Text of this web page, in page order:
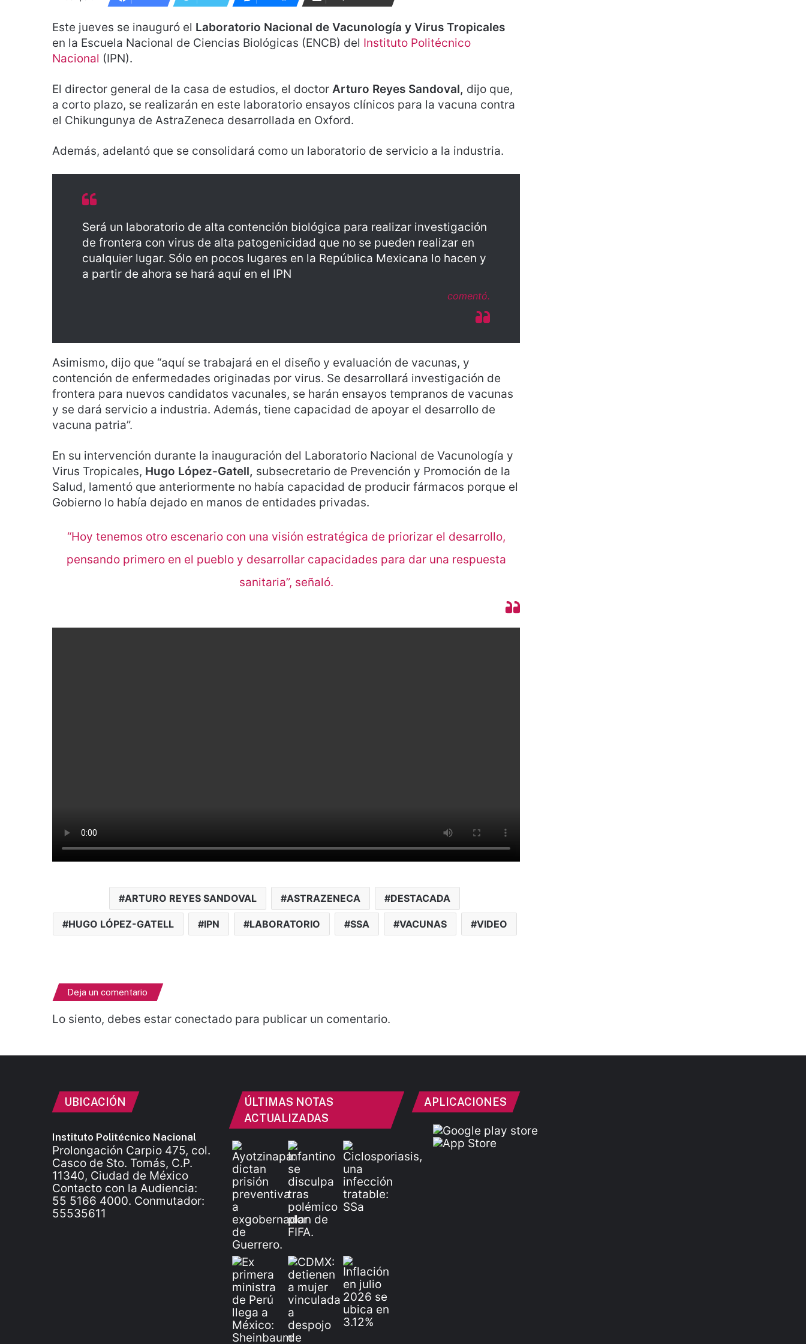
Este jueves se inauguró el Laboratorio Nacional de Vacunología y Virus Tropicales
en la Escuela Nacional de Ciencias Biológicas (ENCB) del Instituto Politécnico
Nacional (IPN).
El director general de la casa de estudios, el doctor Arturo Reyes Sandoval, dijo que,
a corto plazo, se realizarán en este laboratorio ensayos clínicos para la vacuna contra
el Chikungunya de AstraZeneca desarrollada en Oxford.
Además, adelantó que se consolidará como un laboratorio de servicio a la industria.
Será un laboratorio de alta contención biológica para realizar investigación
de frontera con virus de alta patogenicidad que no se pueden realizar en
cualquier lugar. Sólo en pocos lugares en la República Mexicana lo hacen y
a partir de ahora se hará aquí en el IPN
comentó.
Asimismo, dijo que “aquí se trabajará en el diseño y evaluación de vacunas, y
contención de enfermedades originadas por virus. Se desarrollará investigación de
frontera para nuevos candidatos vacunales, se harán ensayos tempranos de vacunas
y se dará servicio a industria. Además, tiene capacidad de apoyar el desarrollo de
vacuna patria”.
En su intervención durante la inauguración del Laboratorio Nacional de Vacunología y
Virus Tropicales, Hugo López-Gatell, subsecretario de Prevención y Promoción de la
Salud, lamentó que anteriormente no había capacidad de producir fármacos porque el
Gobierno lo había dejado en manos de entidades privadas.
“Hoy tenemos otro escenario con una visión estratégica de priorizar el desarrollo,
pensando primero en el pueblo y desarrollar capacidades para dar una respuesta
sanitaria”, señaló.
ARTURO REYES SANDOVAL ASTRAZENECA DESTACADA
HUGO LÓPEZ-GATELL IPN LABORATORIO SSA VACUNAS VIDEO
Deja un comentario
Lo siento, debes estar conectado para publicar un comentario.
UBICACIÓN
Instituto Politécnico Nacional
Prolongación Carpio 475, col.
Casco de Sto. Tomás, C.P.
11340, Ciudad de México
Contacto con la Audiencia:
55 5166 4000. Conmutador:
55535611
ÚLTIMAS NOTAS
ACTUALIZADAS
APLICACIONES